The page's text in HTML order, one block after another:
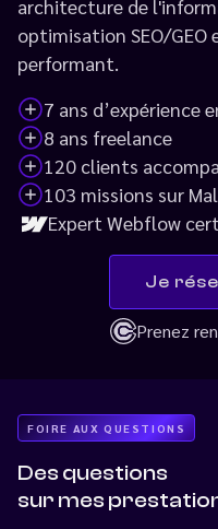
architecture de
optimisation SEO/
performant.
7 ans d’expérience
8 ans freelance
120 clients
103 missions sur
Expert Webflow
Je
Prenez
FOIRE AUX QUESTIONS
Des questions
sur mes